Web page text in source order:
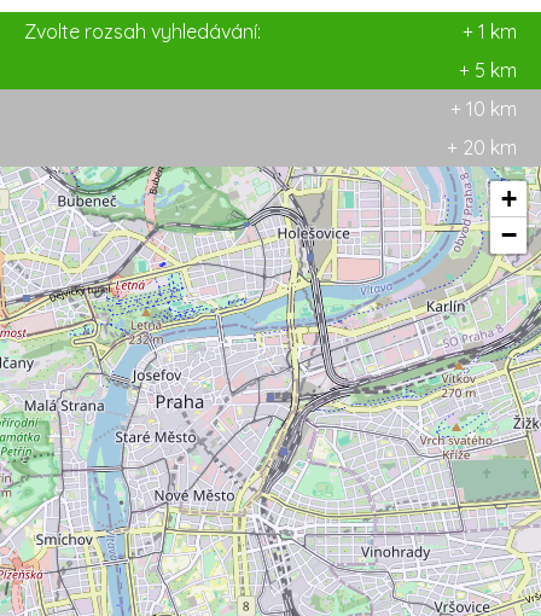
Zvolte rozsah vyhledávání:
+ 1 km
+ 5 km
+ 10 km
+ 20 km
+
−